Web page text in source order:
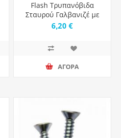
Flash Τρυπανόβιδα
Σταυρού Γαλβανιζέ με
Διάμετρο M3.5 και
6,20 €
ΑΓΟΡΑ